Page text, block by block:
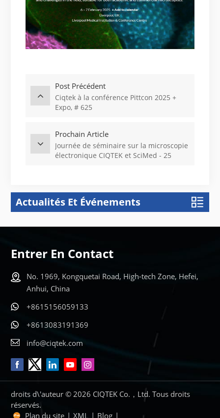
Post Précédent
Ciqtek à la conférence Pittcon 2025 +
Expo, # 625
Prochain Article
Journée de séminaire sur la microscopie
électronique CIQTEK et SciMed - 25
Actualités Et Événements
Entrer En Contact
No. 1969, Kongquetai Road, High-tech Zone, Hefei,
Anhui, China
+8615156059133
+8613083191369
info@ciqtek.com
droits d\'auteur © 2026 CIQTEK Co.，Ltd. Tous droits
réservés.
Plan du site | XML | Blog |